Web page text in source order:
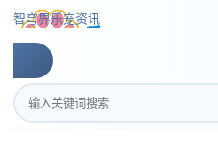
跳转到主要内容
智穹界乐宠资讯
搜索关键词